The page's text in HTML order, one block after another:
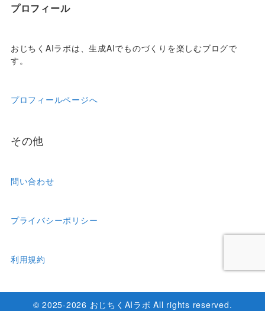
プロフィール
おじちくAIラボは、生成AIでものづくりを楽しむブログで
す。
プロフィールページへ
その他
問い合わせ
プライバシーポリシー
利用規約
© 2025-2026 おじちくAIラボ All rights reserved.